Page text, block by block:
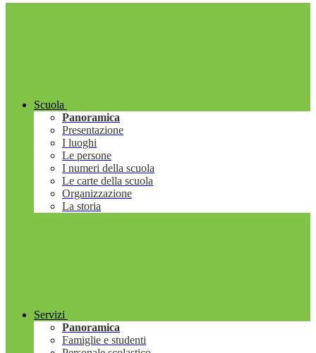
Scuola
Panoramica
Presentazione
I luoghi
Le persone
I numeri della scuola
Le carte della scuola
Organizzazione
La storia
Servizi
Panoramica
Famiglie e studenti